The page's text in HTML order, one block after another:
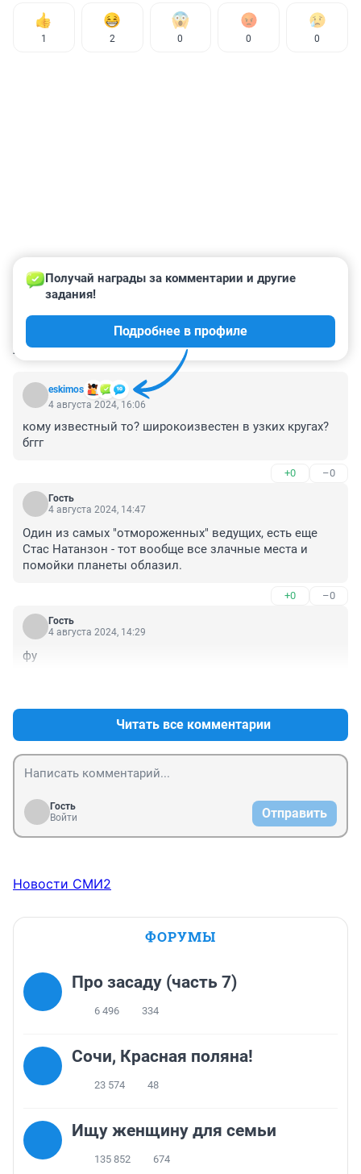
1 2 0 0 0
КОММЕНТАРИИ 7
eskimos
Получай награды за комментарии и другие
задания!
Подробнее в профиле
4 августа 2024, 16:06
кому известный то? широкоизвестен в узких кругах?
бггг
+0 –0
Гость
4 августа 2024, 14:47
Один из самых "отмороженных" ведущих, есть еще
Стас Натанзон - тот вообще все злачные места и
помойки планеты облазил.
+0 –0
Гость
4 августа 2024, 14:29
фу
Читать все комментарии
Гость
Войти
Отправить
Новости СМИ2
ФОРУМЫ
Про засаду (часть 7)
6 496 334
Сочи, Красная поляна!
23 574 48
Ищу женщину для семьи
135 852 674